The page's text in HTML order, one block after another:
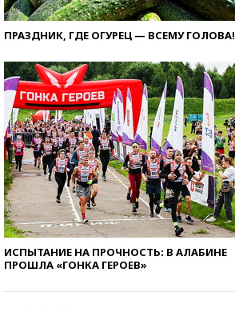
ПРАЗДНИК, ГДЕ ОГУРЕЦ — ВСЕМУ ГОЛОВА!
ИСПЫТАНИЕ НА ПРОЧНОСТЬ: В АЛАБИНЕ
ПРОШЛА «ГОНКА ГЕРОЕВ»